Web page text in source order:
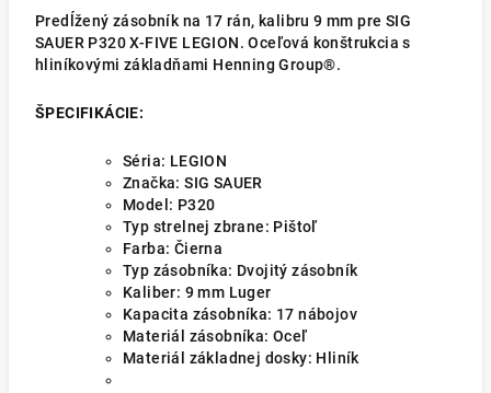
Predĺžený zásobník na 17 rán, kalibru 9 mm pre SIG
SAUER P320 X-FIVE LEGION. Oceľová konštrukcia s
hliníkovými základňami Henning Group®.
ŠPECIFIKÁCIE:
Séria: LEGION
Značka: SIG SAUER
Model: P320
Typ strelnej zbrane: Pištoľ
Farba: Čierna
Typ zásobníka: Dvojitý zásobník
Kaliber: 9 mm Luger
Kapacita zásobníka: 17 nábojov
Materiál zásobníka: Oceľ
Materiál základnej dosky: Hliník